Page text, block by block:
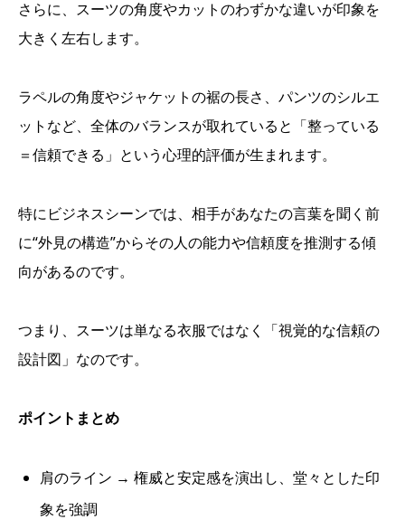
さらに、スーツの角度やカットのわずかな違いが印象を
大きく左右します。
ラペルの角度やジャケットの裾の長さ、パンツのシルエ
ットなど、全体のバランスが取れていると「整っている
＝信頼できる」という心理的評価が生まれます。
特にビジネスシーンでは、相手があなたの言葉を聞く前
に“外見の構造”からその人の能力や信頼度を推測する傾
向があるのです。
つまり、スーツは単なる衣服ではなく「視覚的な信頼の
設計図」なのです。
ポイントまとめ
肩のライン → 権威と安定感を演出し、堂々とした印
象を強調